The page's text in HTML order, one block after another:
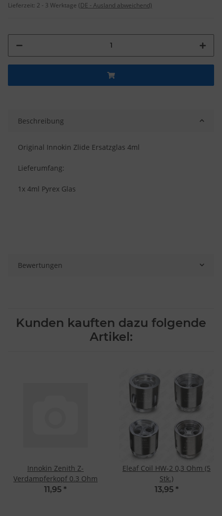
Lieferzeit: 2 - 3 Werktage (DE - Ausland abweichend)
Beschreibung
Original Innokin Zlide Ersatzglas 4ml
Lieferumfang:
1x 4ml Pyrex Glas
Bewertungen
Kunden kauften dazu folgende
Artikel:
Innokin Zenith Z-
Verdampferkopf 0.3 Ohm
11,95 *
Eleaf Coil HW-2 0,3 Ohm (5
Stk.)
13,95 *